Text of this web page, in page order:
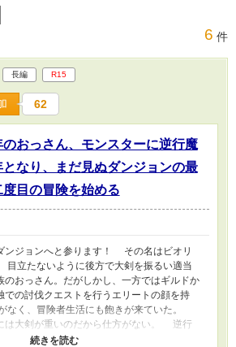
6 件
長編 R15
62
のおっさん、モンスターに逆行魔
なり、まだ見ぬダンジョンの最
目の冒険を始める
ンジョンへと参ります！ その名はビオリ
立たないように後方で大剣を振るい適当
のおっさん。だがしかし、一方ではギルドか
での討伐クエストを行うエリートの顔を持
く、冒険者生活にも飽きが来ていた。
は大剣が重いのだから仕方がない。 逆行
へと変えられる。だが、不幸中の幸い……い